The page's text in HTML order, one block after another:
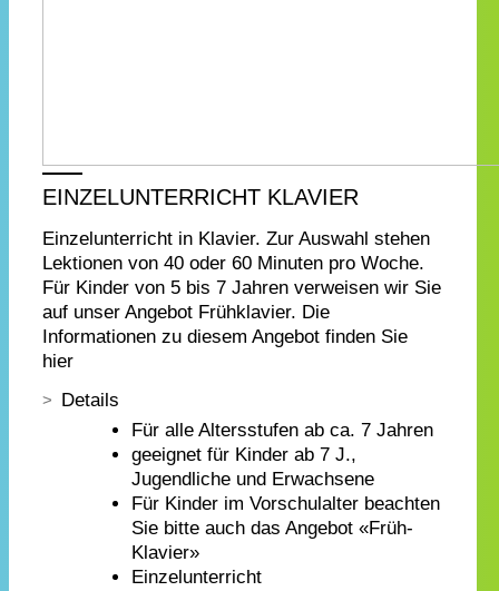
EINZELUNTERRICHT KLAVIER
Einzelunterricht in Klavier. Zur Auswahl stehen
Lektionen von 40 oder 60 Minuten pro Woche.
Für Kinder von 5 bis 7 Jahren verweisen wir Sie
auf unser Angebot Frühklavier. Die
Informationen zu diesem Angebot finden Sie
hier
Details
Für alle Altersstufen ab ca. 7 Jahren
geeignet für Kinder ab 7 J.,
Jugendliche und Erwachsene
Für Kinder im Vorschulalter beachten
Sie bitte auch das Angebot «Früh-
Klavier»
Einzelunterricht